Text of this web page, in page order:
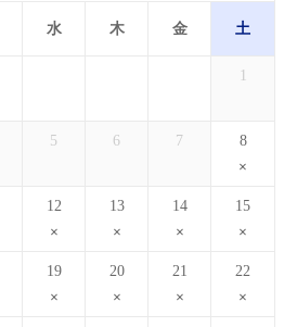
水 木 金 土
1
5 6 7 8
12 13 14 15
19 20 21 22